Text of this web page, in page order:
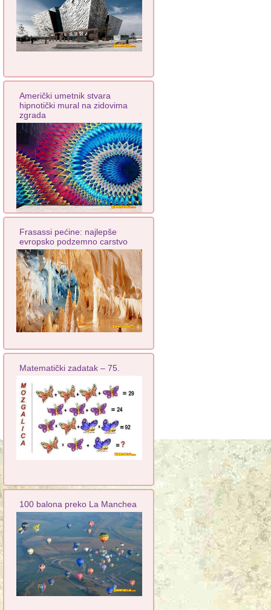
Američki umetnik stvara
hipnotički mural na zidovima
zgrada
Frasassi pećine: najlepše
evropsko podzemno carstvo
Matematički zadatak – 75.
100 balona preko La Manchea